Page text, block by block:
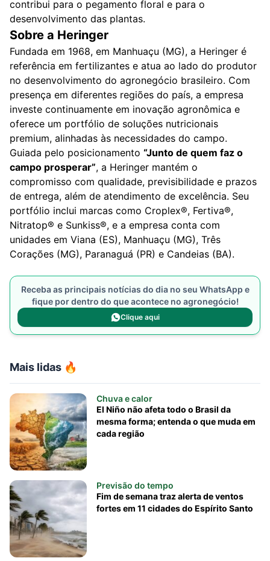
Mais lidas 🔥
Chuva e calor
El Niño não afeta todo o Brasil da
mesma forma; entenda o que muda em
cada região
Previsão do tempo
Fim de semana traz alerta de ventos
fortes em 11 cidades do Espírito Santo
contribui para o pegamento floral e para o
desenvolvimento das plantas.
Sobre a Heringer
Fundada em 1968, em Manhuaçu (MG), a Heringer é
referência em fertilizantes e atua ao lado do produtor
no desenvolvimento do agronegócio brasileiro. Com
presença em diferentes regiões do país, a empresa
investe continuamente em inovação agronômica e
oferece um portfólio de soluções nutricionais
premium, alinhadas às necessidades do campo.
Guiada pelo posicionamento “Junto de quem faz o
campo prosperar”, a Heringer mantém o
compromisso com qualidade, previsibilidade e prazos
de entrega, além de atendimento de excelência. Seu
portfólio inclui marcas como Croplex®, Fertiva®,
Nitratop® e Sunkiss®, e a empresa conta com
unidades em Viana (ES), Manhuaçu (MG), Três
Corações (MG), Paranaguá (PR) e Candeias (BA).
Receba as principais notícias do dia no seu WhatsApp e
fique por dentro do que acontece no agronegócio!
Clique aqui